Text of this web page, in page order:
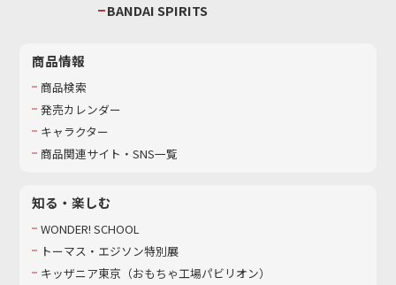
BANDAI SPIRITS
商品情報
商品検索
発売カレンダー
キャラクター
商品関連サイト・SNS一覧
知る・楽しむ
WONDER! SCHOOL
トーマス・エジソン特別展
キッザニア東京（おもちゃ工場パビリオン）​